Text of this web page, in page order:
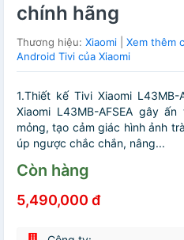
chính hãng
Thương hiệu: Xiaomi
Xem thêm
Android Tivi của Xiaomi
1.Thiết kế Tivi Xiaomi
Xiaomi L43MB-AFSEA gây
mỏng, tạo cảm giác hình ảnh
úp ngược chắc chắn, nâng...
Còn hàng
5,490,000 đ